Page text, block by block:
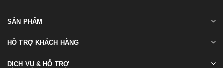
SẢN PHẨM
HỖ TRỢ KHÁCH HÀNG
DỊCH VỤ & HỖ TRỢ